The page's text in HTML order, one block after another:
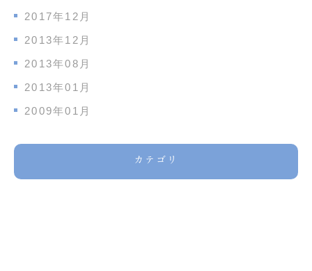
2017年12月
2013年12月
2013年08月
2013年01月
2009年01月
カテゴリ